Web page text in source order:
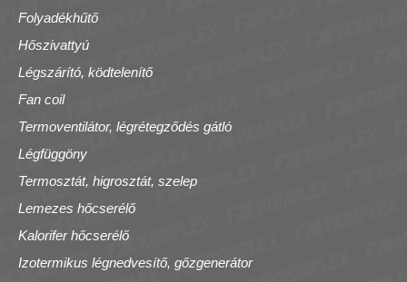
Folyadékhűtő
Hőszivattyú
Légszárító, ködtelenítő
Fan coil
Termoventilátor, légrétegződés gátló
Légfüggöny
Termosztát, higrosztát, szelep
Lemezes hőcserélő
Kalorifer hőcserélő
Izotermikus légnedvesítő, gőzgenerátor